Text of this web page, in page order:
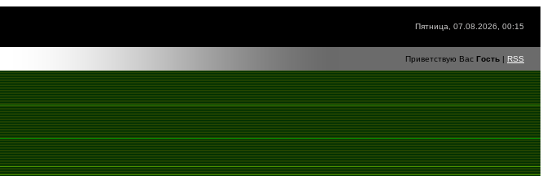
Пятница, 07.08.2026, 00:15
Приветствую Вас Гость | RSS